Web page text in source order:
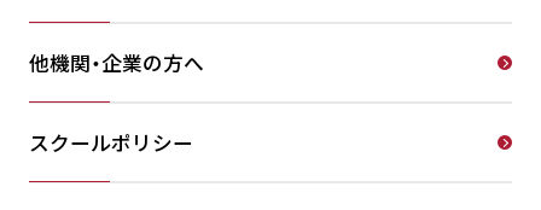
他機関・企業の方へ
スクールポリシー